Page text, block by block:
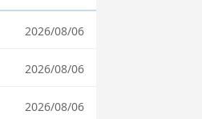
2026/08/06
2026/08/06
2026/08/06